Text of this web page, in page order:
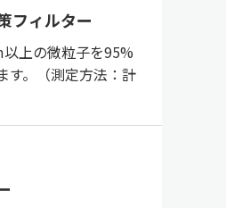
フィルター
上の微粒子を95%
す。（測定方法：計